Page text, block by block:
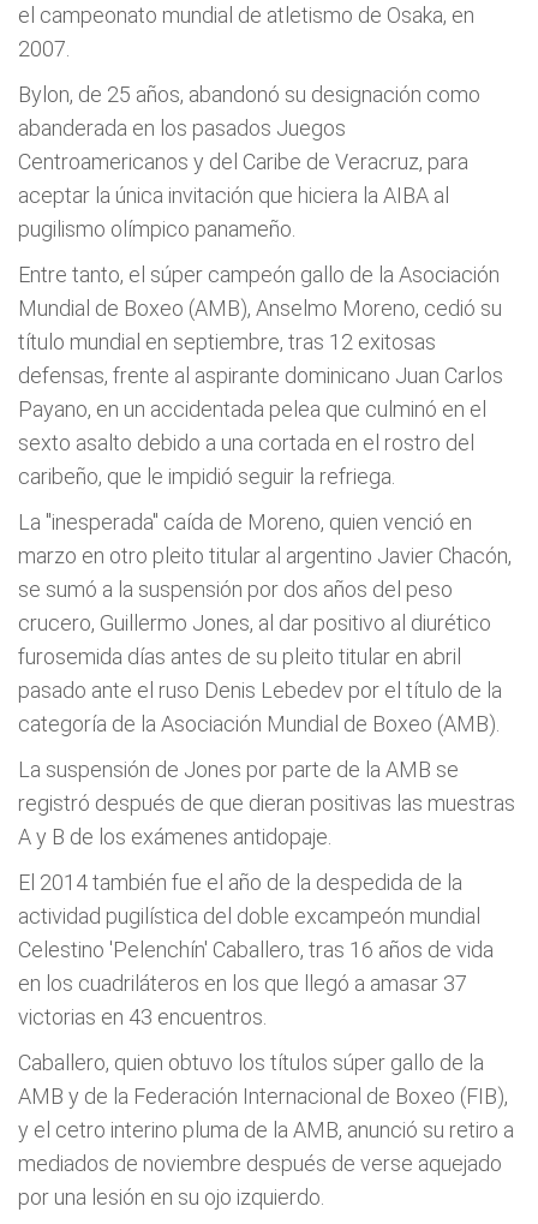
el campeonato mundial de atletismo de Osaka, en
2007.
Bylon, de 25 años, abandonó su designación como
abanderada en los pasados Juegos
Centroamericanos y del Caribe de Veracruz, para
aceptar la única invitación que hiciera la AIBA al
pugilismo olímpico panameño.
Entre tanto, el súper campeón gallo de la Asociación
Mundial de Boxeo (AMB), Anselmo Moreno, cedió su
título mundial en septiembre, tras 12 exitosas
defensas, frente al aspirante dominicano Juan Carlos
Payano, en un accidentada pelea que culminó en el
sexto asalto debido a una cortada en el rostro del
caribeño, que le impidió seguir la refriega.
La "inesperada" caída de Moreno, quien venció en
marzo en otro pleito titular al argentino Javier Chacón,
se sumó a la suspensión por dos años del peso
crucero, Guillermo Jones, al dar positivo al diurético
furosemida días antes de su pleito titular en abril
pasado ante el ruso Denis Lebedev por el título de la
categoría de la Asociación Mundial de Boxeo (AMB).
La suspensión de Jones por parte de la AMB se
registró después de que dieran positivas las muestras
A y B de los exámenes antidopaje.
El 2014 también fue el año de la despedida de la
actividad pugilística del doble excampeón mundial
Celestino 'Pelenchín' Caballero, tras 16 años de vida
en los cuadriláteros en los que llegó a amasar 37
victorias en 43 encuentros.
Caballero, quien obtuvo los títulos súper gallo de la
AMB y de la Federación Internacional de Boxeo (FIB),
y el cetro interino pluma de la AMB, anunció su retiro a
mediados de noviembre después de verse aquejado
por una lesión en su ojo izquierdo.